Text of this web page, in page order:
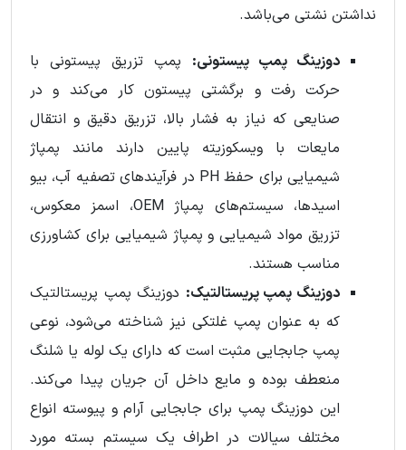
نداشتن نشتی می‌باشد.
دوزینگ پمپ پیستونی: پمپ تزریق پیستونی با
حرکت رفت و برگشتی پیستون کار می‌کند و در
صنایعی که نیاز به فشار بالا، تزریق دقیق و انتقال
مایعات با ویسکوزیته پایین دارند مانند پمپاژ
شیمیایی برای حفظ PH در فرآیندهای تصفیه آب، بیو
اسیدها، سیستم‌های پمپاژ OEM، اسمز معکوس،
تزریق مواد شیمیایی و پمپاژ شیمیایی برای کشاورزی
مناسب هستند.
دوزینگ پمپ پریستالتیک: دوزینگ پمپ پریستالتیک
که به عنوان پمپ‌ غلتکی نیز شناخته می‌شود، نوعی
پمپ جابجایی مثبت است که دارای یک لوله یا شلنگ
منعطف بوده و مایع داخل آن جریان پیدا می‌کند.
این دوزینگ پمپ برای جابجایی آرام و پیوسته انواع
مختلف سیالات در اطراف یک سیستم بسته مورد